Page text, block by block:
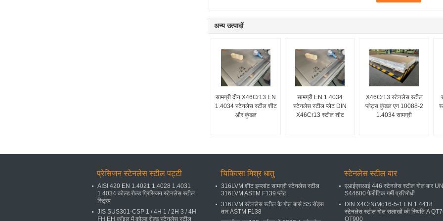
अन्य उत्पादों
सामग्री दीन X46Cr13 EN
1.4034 स्टेनलेस स्टील शीट
और कुंडल
सामग्री EN 1.4034
स्टेनलेस स्टील प्लेट DIN
X46Cr13 स्टील शीट
X46Cr13 स्टेनलेस स्टील
प्लेट्स कुंडल एन 10088-2
1.4034 सामग्री
प्रेसिजन स्टेनलेस स्टील पट्टी
AISI 420 EN 1.4021 1.4028 1.4031
1.4034 कोल्ड रोल्ड प्रिसिजन स्टेनलेस स्टील
स्ट्रिप
JIS SUS301-CSP 1 / 4H 1 / 2H 3 / 4H
FH EH कॉइल में कोल्ड रोल्ड स्टेनलेस स्टील
चिकित्सा मिश्र धातु
316LVM शीट इम्प्लांट सामग्री स्टेनलेस स्टील
316LVM ASTM F139 प्लेट
316LVM स्टेनलेस स्टील के गोल बार्स SS रॉड्स
तार ASTM F138
स्टेनलेस स्टील बार
एआईएसआई 446 स्टेनलेस स्टील गोल बार
S44600 फेरीटिक गर्मी प्रतिरोधी
DIN X4CrNiMo16-5-1 EN 1.4418
स्टेनलेस स्टील गोल सलाखों की स्थिति A
QT900